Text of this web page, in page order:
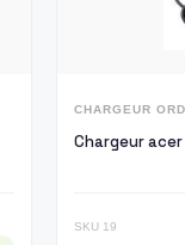
CHARGEUR
Chargeur
SKU 19